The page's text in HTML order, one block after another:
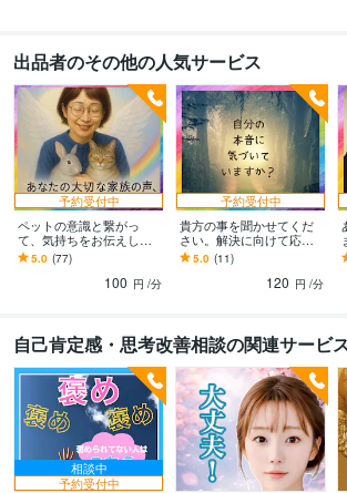
語学力
英語 日常会話レベル
出品者のその他の人気サービス
予約受付中
ペットの意識と繋がっ
て、気持ちをお伝えしま
す ペットの気持ちを知っ
て、もっともっと絆を深
5.0 (77)
100 円 /分
予約受付中
貴方の事を聞かせてくだ
さい。解決に向けて応援
します 貴方の高次元の方
と繋がって、メッセージ
5.0 (11)
120 円 /分
自己肯定感・思考改善相談の関連サービ
相談中
予約受付中